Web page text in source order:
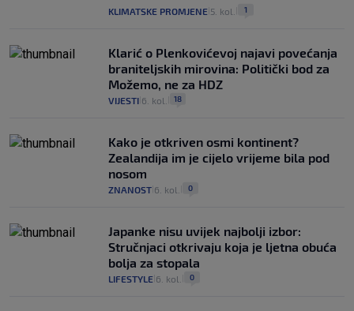
KLIMATSKE PROMJENE 5. kol. 1
Klarić o Plenkovićevoj najavi povećanja
braniteljskih mirovina: Politički bod za
Možemo, ne za HDZ
VIJESTI 6. kol. 18
Kako je otkriven osmi kontinent?
Zealandija im je cijelo vrijeme bila pod
nosom
ZNANOST 6. kol. 0
Japanke nisu uvijek najbolji izbor:
Stručnjaci otkrivaju koja je ljetna obuća
bolja za stopala
LIFESTYLE 6. kol. 0